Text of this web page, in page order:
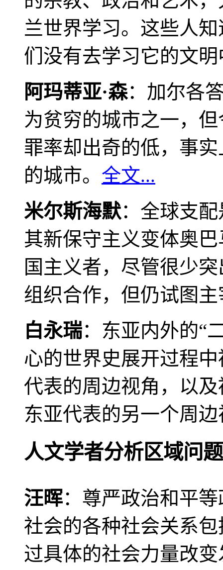
兰世界学习。这些人
们没有去学习它的文
阿玛蒂亚·森：加尔各
为贫穷的城市之一，
罪率却出奇的低，事
的城市。 全文...
米尔斯海默：全球支
其新保守主义变体奥
国主义者，尽管很少
组织合作，但仍试图
白永瑞：东亚内外的“
心的世界史展开过程
代表的周边视角，以
东亚代表的另一个周
人文学者分析区域问题
汪晖：尊严政治和平
社会的各种社会关系
过具体的社会力量改